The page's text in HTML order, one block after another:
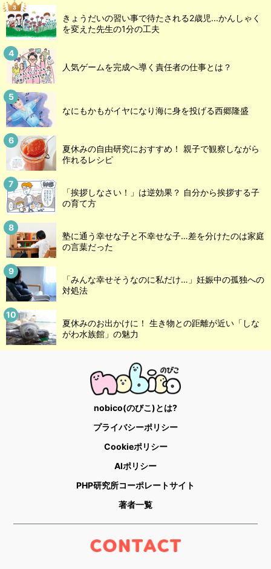
きょうだいの習い事で待たされる2歳児...かんしゃく
を変えた先生の1分の工夫
人気ゲームを完成へ導く責任者の仕事とは？
なにもかもがイヤになり海に身を投げる西郷隆盛
夏休みの自由研究におすすめ！ 親子で観察しながら
作れるレシピ
「挨拶しなさい！」は逆効果？ 自分から挨拶する子
の育て方
塾に通う幸せな子と不幸せな子…差を分けたのは家庭
の言葉だった
「みんな幸せそうなのに私だけ…」妊娠中の孤独への
対処法
夏休みのお出かけに！ 生き物との距離が近い「しな
がわ水族館」の魅力
nobico(のびこ)とは?
プライバシーポリシー
Cookieポリシー
AIポリシー
PHP研究所コーポレートサイト
著者一覧